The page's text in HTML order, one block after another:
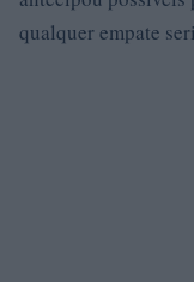
qualquer empate